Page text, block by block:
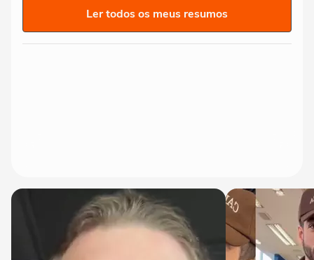
Ler todos os meus resumos